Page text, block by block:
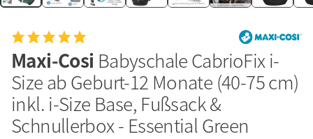
Maxi-Cosi Babyschale CabrioFix i-
Size ab Geburt-12 Monate (40-75 cm)
inkl. i-Size Base, Fußsack &
Schnullerbox - Essential Green